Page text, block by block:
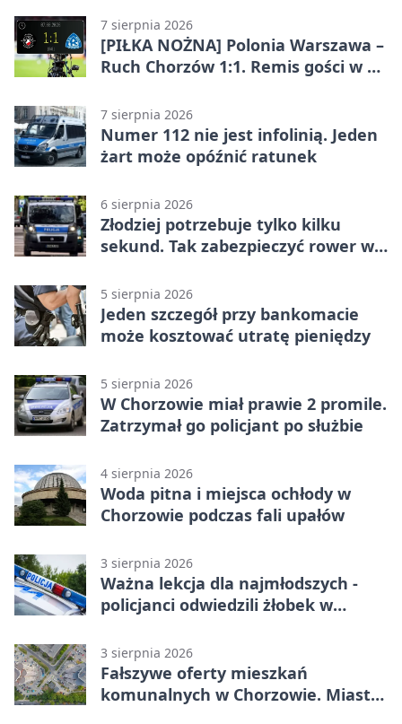
7 sierpnia 2026
[PIŁKA NOŻNA] Polonia Warszawa –
Ruch Chorzów 1:1. Remis gości w 3.
7 sierpnia 2026
Numer 112 nie jest infolinią. Jeden
żart może opóźnić ratunek
6 sierpnia 2026
Złodziej potrzebuje tylko kilku
sekund. Tak zabezpieczyć rower w
5 sierpnia 2026
Jeden szczegół przy bankomacie
może kosztować utratę pieniędzy
5 sierpnia 2026
W Chorzowie miał prawie 2 promile.
Zatrzymał go policjant po służbie
4 sierpnia 2026
Woda pitna i miejsca ochłody w
Chorzowie podczas fali upałów
3 sierpnia 2026
Ważna lekcja dla najmłodszych -
policjanci odwiedzili żłobek w
3 sierpnia 2026
Fałszywe oferty mieszkań
komunalnych w Chorzowie. Miasto